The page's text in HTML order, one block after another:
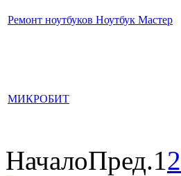
Ремонт ноутбуков Ноутбук Мастер
МИКРОБИТ
НачалоПред.12